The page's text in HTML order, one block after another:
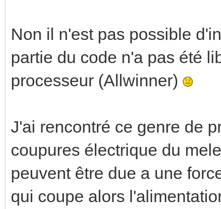
Non il n'est pas possible
partie du code n'a pas été
processeur (Allwinner)
J'ai rencontré ce genre de
coupures électrique du
peuvent être due a une
qui coupe alors